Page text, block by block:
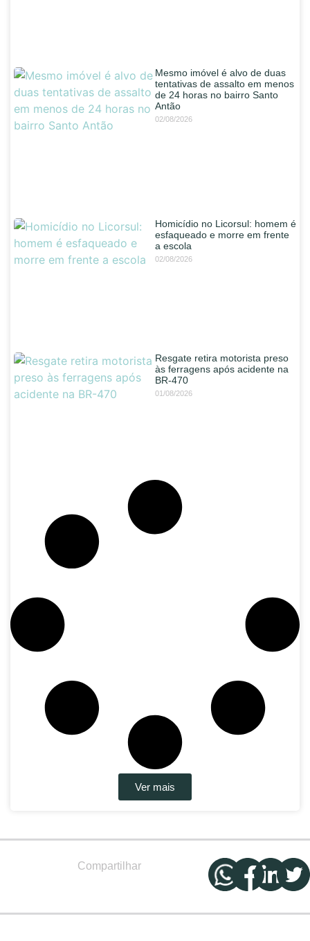
Mesmo imóvel é alvo de duas
tentativas de assalto em menos
de 24 horas no bairro Santo
Antão
02/08/2026
Homicídio no Licorsul: homem é
esfaqueado e morre em frente
a escola
02/08/2026
Resgate retira motorista preso
às ferragens após acidente na
BR-470
01/08/2026
Ver mais
Compartilhar